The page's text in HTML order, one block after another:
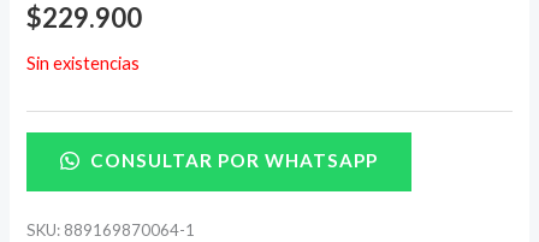
$229.900
Sin existencias
CONSULTAR POR WHATSAPP
SKU: 889169870064-1